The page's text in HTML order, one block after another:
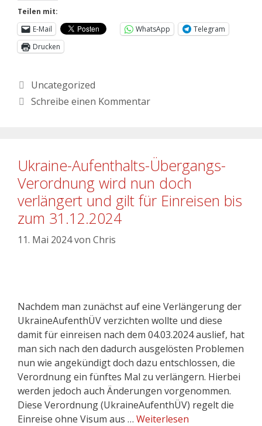
Teilen mit:
E-Mail
WhatsApp
Telegram
Drucken
Uncategorized
Schreibe einen Kommentar
Ukraine-Aufenthalts-Übergangs-
Verordnung wird nun doch
verlängert und gilt für Einreisen bis
zum 31.12.2024
11. Mai 2024von Chris
Nachdem man zunächst auf eine Verlängerung der
UkraineAufenthÜV verzichten wollte und diese
damit für einreisen nach dem 04.03.2024 auslief, hat
man sich nach den dadurch ausgelösten Problemen
nun wie angekündigt doch dazu entschlossen, die
Verordnung ein fünftes Mal zu verlängern. Hierbei
werden jedoch auch Änderungen vorgenommen.
Diese Verordnung (UkraineAufenthÜV) regelt die
Einreise ohne Visum aus … Weiterlesen